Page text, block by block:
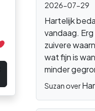
2026-07-29
Hartelijk
vandaag.
zuivere
wat fijn is
minder
Suzan over